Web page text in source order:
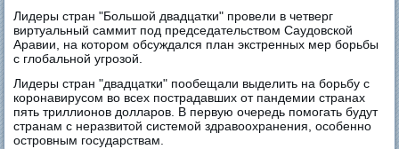
Лидеры стран "Большой двадцатки" провели в четверг
виртуальный саммит под председательством Саудовской
Аравии, на котором обсуждался план экстренных мер борьбы
с глобальной угрозой.
Лидеры стран "двадцатки" пообещали выделить на борьбу с
коронавирусом во всех пострадавших от пандемии странах
пять триллионов долларов. В первую очередь помогать будут
странам с неразвитой системой здравоохранения, особенно
островным государствам.